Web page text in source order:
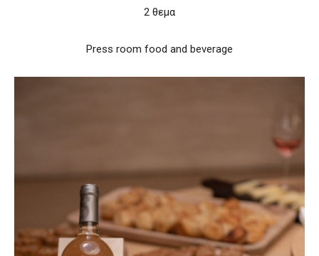
2 θεμα
Press room food and beverage